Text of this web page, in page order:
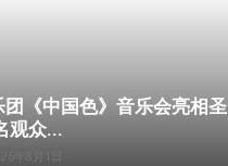
《中国色》音乐会亮相圣
观众...